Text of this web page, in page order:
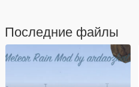
Последние файлы